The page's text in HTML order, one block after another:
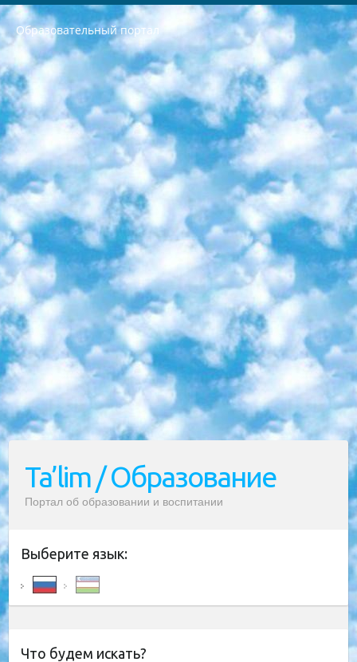
Образовательный портал
РЕСПУБЛИКА УЗБЕКИСТАН МИНИСТРЕРСТВО ДОШКОЛЬНОГО И ШКОЛЬНОГО ОБРАЗОВАНИЯ КОМАНДА в общеобразовательных учреждениях в 2023-2024 учебном году организация и проведение итоговой государственной аттестации обучающихся о Министра дошкольного и школьного образования Республики Узбекистан от 4 марта 2008 года (постановлением Минюста от 20 марта 2008 года № 1778 государственной регистрации) «Итоговое состояние учащихся общего среднего образования на основании положения об утверждении положения об аттестации общего среднего образования выпускной экзамен студентов в образовательных учреждениях в 2023-2024 учебном году В целях организации и прохождения аттестации приказываю: 1. Следующее: перечень предметов, по которым будет проводиться итоговая государственная аттестация и экзамен формы перевода согласно приложению 1; сертификаты международного образца, оценивающие уровень владения иностранными языками перечень согласно приложению 2; 2. Педагогический при специализированных образовательных учреждениях. научно-практический центр квалификации и международной оценки (Д.Давидова) 2024 г. До 25 марта: задания по предметам, по которым будет проводиться итоговая аттестация разработка и утверждение технических условий; итоговая аттестация на основании разработанного предметного задания разработка вопросов по предметам (устно и письменно), экзамен передача; общеобразовательные средние школы и специальные учебные заведения учащиеся выпускных классов школ и интернатов в агентской системе подготовка базы данных экзаменационных материалов и критериев оценки; перевод базы экзаменационных материалов на все языки обучения подать в Республиканский образовательный центр для изготовления; варианты экзаменов на основе разработанных контрольных материалов пусть будут поставлены задачи формирования. 3. Республиканский образовательный центр (Ш.Худайкулов) до 5 апреля 2024 года. до: база данных предоставленных экзаменационных материалов на все языки обучения перевод и экспертиза; для слепых, слабовидящих, глухих, слабослышащих и умственно отсталых детей учащиеся выпускных классов специализированных школ и школ-интернатов база данных экзаменационных материалов на всех преподаваемых языках подготовка критериев оценки; специализированные школы для умственно отсталых детей и технологии для учащихся выпускных классов школ-интернатов разработка соответствующих рекомендаций и критериев проведения ЕГЭ по естествознанию давать задания. 4. Педагогический при специализированных образовательных учреждениях. Научно-практический центр навыков и международной оценки (Д.Давидова), Республика образовательный центр (Худайкулов Ш.) итоговый государственный аттестационный экзамен ориентирован на творческое и логическое мышление при подготовке базы материалов учитывать введение заданий. 5. Следует отметить, что: сертификат государственного образца о знании общеобразовательного предмета и как минимум национальный уровень B1 по предметам на иностранных языках, указанным в Приложении 2. или международно признанный сертификат эквивалентного уровня студенты, изучающие определенный предмет, освобождаются от экзамена; по соответствующим предметам запланирована итоговая государственная аттестация за день до дня, путем жеребьевки Рабочей группой (в письменной форме по предметам, проводимым в форме) из числа сформированных вариантов выбрано 2 варианта; 2 выбранных варианта экзамена анонсированы на официальном сайте министерства и все выпускники по всей стране на основе этих вариантов проводит итоговую государственную аттестацию. 6. Государственное образование учащихся средних общеобразовательных учреждений. знания в соответствии с квалификационными требованиями, которые необходимо приобрести на основании стандартов итоговый (выпускной) контроль для 9 и 11 классов в целях тестирования Экзамены (далее – экзамены) состоят из предметов, перечисленных в приложении 1. будет сделано. 7. Экзамены пройдут с 26 мая по 15 июня 2024 г. (кроме науки физического воспитания). 8. Физическая для учащихся 9 классов общесредних образовательных учреждений. Экзамены по предмету «Образование, квалификация медицина» 1-6 мая 2024 года. сотрудники перевести под присмотр (с отклонениями в физическом или умственном развитии) специализированная школа для детей, школы-интернаты и со сколиозом школы-интернаты санаторного типа для больных детей исключены). 9. Он был слепым, слабовидящим и имел нарушения опорно-двигательного аппарата. экзамены в специализированных школах и интернатах для детей должны проводиться исходя из требований, предъявляемых к общеобразовательным учреждениям (физкультура кроме науки). 10. Специализированная школа для глухих и слабослышащих детей. и экзамены в интернатах и быть реализован в виде письменного теста по математике. 11. Специальность для умственно отсталых детей. Для 9 класса Родной язык и литературное письмо Государственный язык (язык обучения – узбекский). для неклассов) написано Математическое письмо Письменная/устная история Узбекистана Физическое воспитание практично Итоговый контроль Для 11 класса Написание родного языка и литературы (эссе) Математическое письмо Узбекский язык (обучение на узбекском языке) не посещающее общее среднее образование для учреждений)/Образовательное учреждение выбор письменный и устный Иностранный язык письменный/устный Письменная/устная история Узбекистана *По выбору студента:  Химия  Физика  Основы государственного права  География 10 бесплатных образовательных ресурсов - Мы составили подборку онлайн-проектов с интерактивными упражнениями, видеолекциями и статьями. Они помогут вам обрести новые и освежить старые знания бесплатно. 1. «ИНТУИТ» Старейшая образовательная площадка Рунета. Здесь вы найдёте сотни текстовых и видеокурсов на десятки различных тем — от программирования до психологии. Многие курсы подготовлены российскими университетами и крупными международными компаниями вроде Intel и Microsoft. Самостоятельное обучение бесплатное, но желающие могут оплатить услуги персональных наставников. 2. «Смартия» знакомит с актуальными профессиями и подсказывает, как им обучаться. Выбрав заинтересовавшую вас специальность — SMM-специалист, фотограф, веб-дизайнер или другую, — увидите список необходимых для неё умений. Чтобы вы могли освоить их самостоятельно, для каждого умения площадка отображает подборку ссылок на учебные материалы. Хотя «Смартия» ориентируется на русскоязычную аудиторию, часть контента всё же доступна только на английском. 3. «Лекторий Физтеха» Проект Московского физико-технического института (Физтеха). С его помощью вы можете смотреть онлайн серии лекций, записанные на видео в этом вузе. В числе доступных предметов — физика, биология, химия, информационные технологии и другие. К некоторым лекциям администрация ресурса прилагает готовые конспекты, которые можно скачивать в PDF-формате. 4. ITMOcourses Онлайн-площадка Санкт-Петербургского национального исследовательского университета информационных технологий, механики и оптики (ИТМО). Ресурс предоставляет свободный доступ к курсам, разработанным в этом вузе. Каталог материалов разбит на четыре категории: «Оптические системы и технологии», «Приборостроение и робототехника», «Информационные технологии» и «Биотехнологии». Курсы состоят из видеолекций, интерактивных демонстраций и заданий. 5. «КиберЛенинка» Электронная научная библиотека открытого доступа. Каталог площадки регулярно обрастает текстами статей из различных научных изданий. Сгруппированные по журналам и рубрикам публикации можно читать онлайн или скачивать целиком в PDF-формате. Проект нацелен на популяризацию науки за счёт открытого доступа к качественной информации. 6. «ПостНаука» На этом ресурсе публикуют подборки видеолекций, составленные экспертами из разных отраслей и объединённые общими темами. Среди них, к примеру, есть серии «Биоинформатика и геномика», «Культура средневековой Скандинавии» и Cinema Studies о теории кино. Каждая подборка лекций — логически связанная история, рассказанная экспертом от первого лица. Кроме того, на сайте появляются научно-образовательные статьи и тесты на разные темы. 7. «Newочём» Команда проекта «Newочём» отбирает самые интересные тексты из англоязычных СМИ и переводит те из них, за которые голосуют участники сообщества «ВКонтакте». По большей части это научно-популярные статьи. Редакторы придумывают лишь заголовки, в остальном содержание переводов соответствует оригиналам. Полные тексты можно читать прямо в социальной сети. 8. InternetUrok Онлайн-база материалов по основным дисциплинам школьной программы. Информация на сайте структурирована по классам, предметам и темам (урокам). Каждый урок состоит из видеолекций и конспектов. Есть также интерактивные тренажёры и тесты для закрепления пройденного материала. Даже если вы давно окончили школу, возможность повторить программу старших классов всегда может пригодиться. 9. Edutainme Ещё один ресурс об образовании. В отличие от Newtonew, как мне кажется, Edutainme больше ориентируется на представителей индустрии: педагогов, предпринимателей, разработчиков образовательных проектов. Но и любой, кто просто стремится к саморазвитию, найдёт на сайте много полезного и интересного для себя. Например, информацию о новых курсах и образовательных сервисах. 10. Newtonew Онлайн-медиа об образовании и обучении в широком смысле. Авторы Newtonew пишут об инструментах, заведениях, тактиках и стратегиях, которые помогают учить других и получать новые знания самостоятельно. На этой площадке вы найдёте новости, обзоры, аналитические мат
Ta’lim / Образование
Портал об образовании и воспитании
Выберите язык:
Что будем искать?